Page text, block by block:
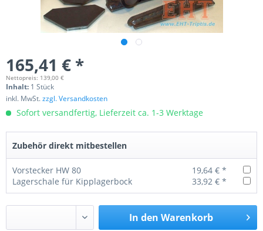
165,41 € *
Nettopreis: 139,00 €
Inhalt: 1 Stück
inkl. MwSt.zzgl. Versandkosten
Sofort versandfertig, Lieferzeit ca. 1-3 Werktage
Zubehör direkt mitbestellen
Vorstecker HW 80
19,64 € *
Lagerschale für Kipplagerbock
33,92 € *
In den Warenkorb